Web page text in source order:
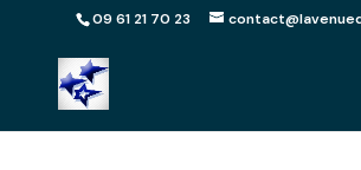
09 61 21 70 23